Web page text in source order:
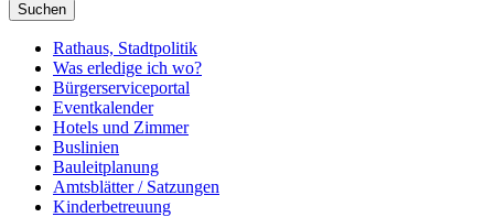
Suchen
Rathaus, Stadtpolitik
Was erledige ich wo?
Bürgerserviceportal
Eventkalender
Hotels und Zimmer
Buslinien
Bauleitplanung
Amtsblätter / Satzungen
Kinderbetreuung